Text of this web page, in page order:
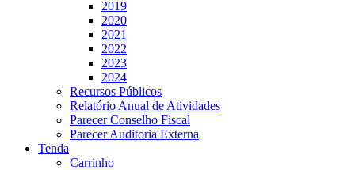
2019
2020
2021
2022
2023
2024
Recursos Públicos
Relatório Anual de Atividades
Parecer Conselho Fiscal
Parecer Auditoria Externa
Tenda
Carrinho